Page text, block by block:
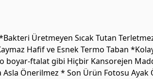
Üretmeyen Sıcak Tutan
Hafif ve Esnek Termo Taban
ftalat gibi Hiçbir Kansorejen
Asla Önerilmez * Son Ürün Fotosu Ayak